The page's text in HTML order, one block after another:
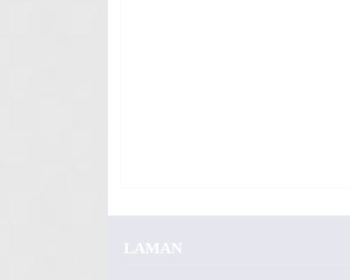
LAMAN